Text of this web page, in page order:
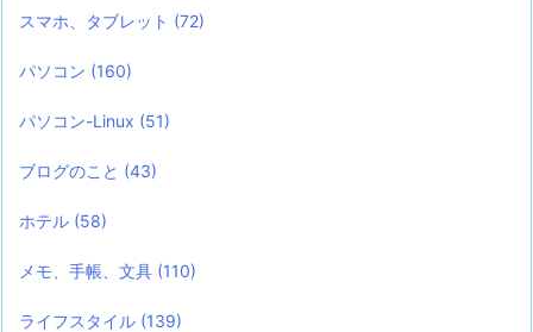
スマホ、タブレット (72)
パソコン (160)
パソコン-Linux (51)
ブログのこと (43)
ホテル (58)
メモ、手帳、文具 (110)
ライフスタイル (139)